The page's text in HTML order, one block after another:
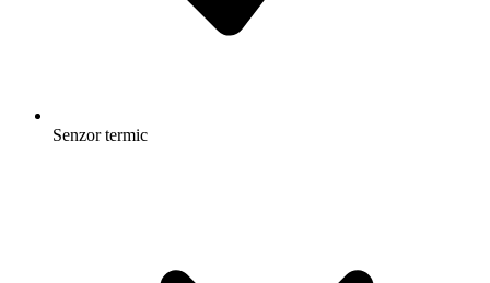
Senzor termic